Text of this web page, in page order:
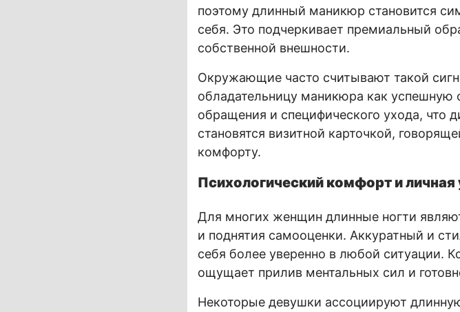
поэтому длинный маникюр становится
себя. Это подчеркивает премиальный
собственной внешности.
Окружающие часто считывают такой
обладательницу маникюра как
обращения и специфического ухода, что
становятся визитной карточкой,
комфорту.
Психологический комфорт и личная
Для многих женщин длинные ногти
и поднятия самооценки. Аккуратный и
себя более уверенно в любой ситуации.
ощущает прилив ментальных сил и
Некоторые девушки ассоциируют